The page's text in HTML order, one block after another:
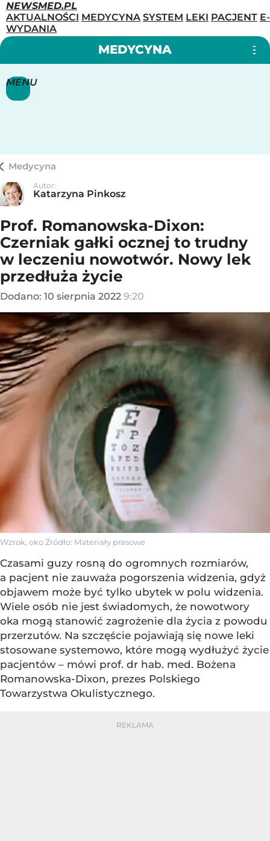
NEWSMED.PL
AKTUALNOŚCI MEDYCYNA SYSTEM LEKI PACJENT E-
WYDANIA
MENU
MEDYCYNA
Medycyna
Autor:
Katarzyna Pinkosz
Prof. Romanowska-Dixon:
Czerniak gałki ocznej to trudny
w leczeniu nowotwór. Nowy lek
przedłuża życie
Dodano: 10 sierpnia 2022 9:20
Wzrok, okoŹródło: Materiały prasowe
Czasami guzy rosną do ogromnych rozmiarów,
a pacjent nie zauważa pogorszenia widzenia, gdyż
objawem może być tylko ubytek w polu widzenia.
Wiele osób nie jest świadomych, że nowotwory
oka mogą stanowić zagrożenie dla życia z powodu
przerzutów. Na szczęście pojawiają się nowe leki
stosowane systemowo, które mogą wydłużyć życie
pacjentów – mówi prof. dr hab. med. Bożena
Romanowska-Dixon, prezes Polskiego
Towarzystwa Okulistycznego.